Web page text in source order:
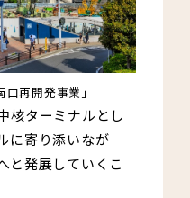
再開発事業」
核ターミナルとし
に寄り添いなが
と発展していくこ